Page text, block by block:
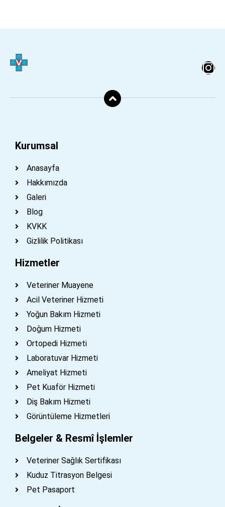
Kurumsal
Anasayfa
Hakkımızda
Galeri
Blog
KVKK
Gizlilik Politikası
Hizmetler
Veteriner Muayene
Acil Veteriner Hizmeti
Yoğun Bakım Hizmeti
Doğum Hizmeti
Ortopedi Hizmeti
Laboratuvar Hizmeti
Ameliyat Hizmeti
Pet Kuaför Hizmeti
Diş Bakım Hizmeti
Görüntüleme Hizmetleri
Belgeler & Resmî İşlemler
Veteriner Sağlık Sertifikası
Kuduz Titrasyon Belgesi
Pet Pasaport